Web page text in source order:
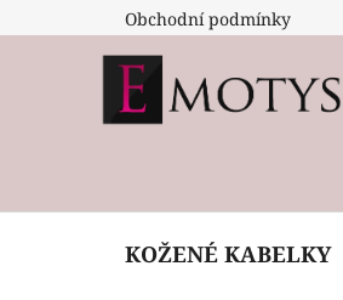
na
Obchodní podmínky
KOŽENÉ KABELKY